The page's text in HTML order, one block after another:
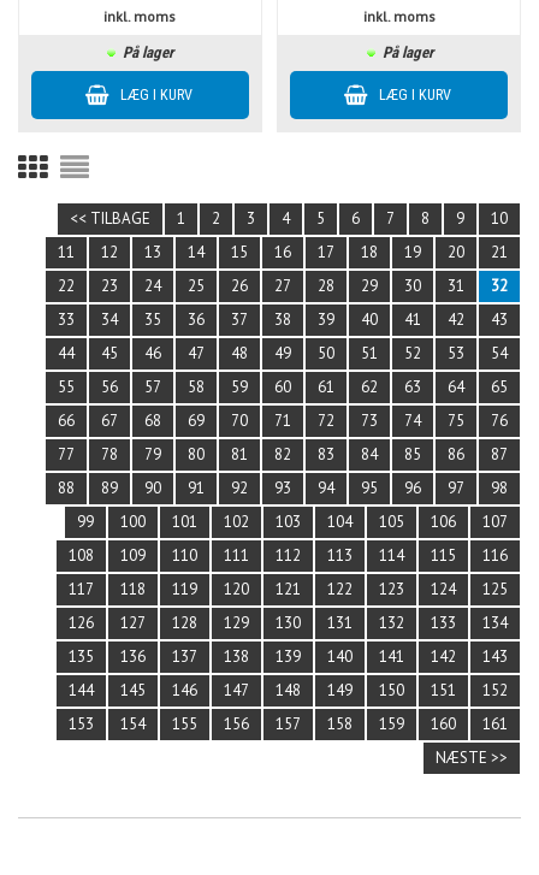
inkl. moms
På lager
inkl. moms
På lager
<< TILBAGE 1 2 3 4 5 6 7 8 9
10
11
12 13 14 15 16 17 18 19 20
21
22
23 24 25 26 27 28 29 30 31
32
33
34 35 36 37 38 39 40 41 42
43
44
45 46 47 48 49 50 51 52 53
54
55
56 57 58 59 60 61 62 63 64
65
66
67 68 69 70 71 72 73 74 75
76
77
78 79 80 81 82 83 84 85 86
87
88
89 90 91 92 93 94 95 96 97
98
99
100 101 102 103 104 105 106
107
108
109 110 111 112 113 114 115
116
117
118 119 120 121 122 123 124
125
126
127 128 129 130 131 132 133
134
135
136 137 138 139 140 141 142
143
144
145 146 147 148 149 150 151
152
153
154 155 156 157 158 159 160
161
NÆSTE >>